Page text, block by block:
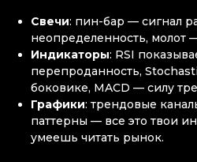
Свечи: пин-бар — сигнал
неопределенность, молот
Индикаторы: RSI
перепроданность,
боковике, MACD — силу
Графики: трендовые
паттерны — все это твои
умеешь читать рынок.